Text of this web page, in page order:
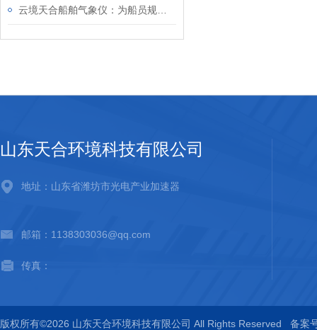
山东天合环境科技有限公司
地址：山东省潍坊市光电产业加速器
邮箱：1138303036@qq.com
传真：
版权所有©2026 山东天合环境科技有限公司 All Rights Reserved 备案